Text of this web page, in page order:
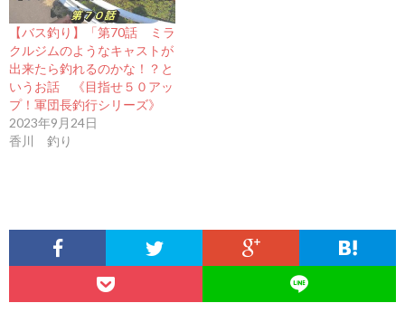
【バス釣り】「第70話 ミラ
クルジムのようなキャストが
出来たら釣れるのかな！？と
いうお話 《目指せ５０アッ
プ！軍団長釣行シリーズ》
2023年9月24日
香川 釣り